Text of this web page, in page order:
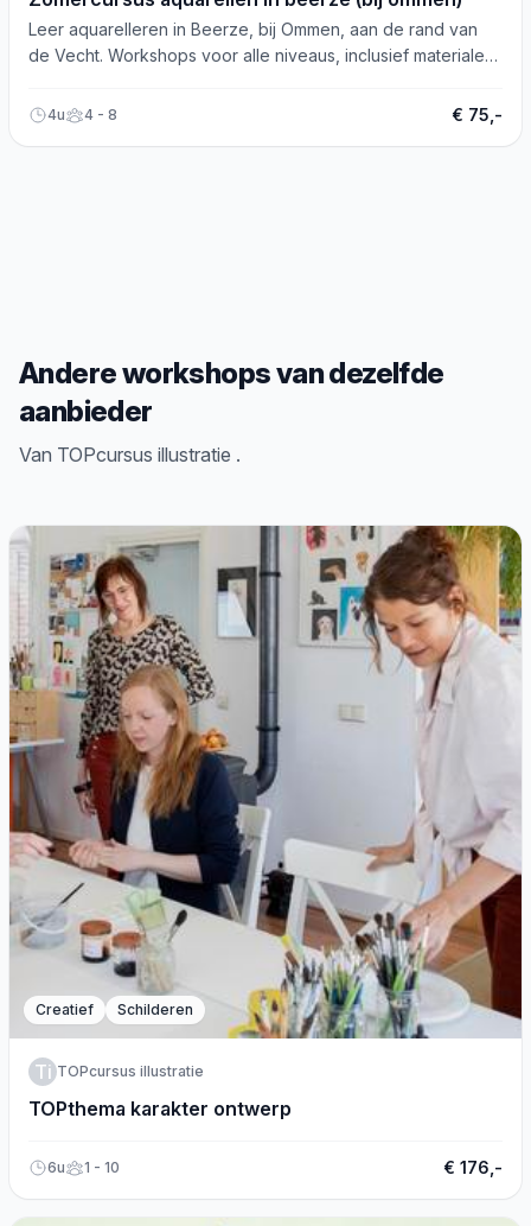
Leer aquarelleren in Beerze, bij Ommen, aan de rand van
de Vecht. Workshops voor alle niveaus, inclusief materialen
4u 4 - 8 € 75,-
Andere workshops van dezelfde
aanbieder
Van TOPcursus illustratie .
Creatief Schilderen
Ti TOPcursus illustratie
TOPthema karakter ontwerp
6u 1 - 10 € 176,-